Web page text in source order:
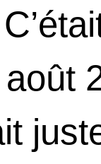
août